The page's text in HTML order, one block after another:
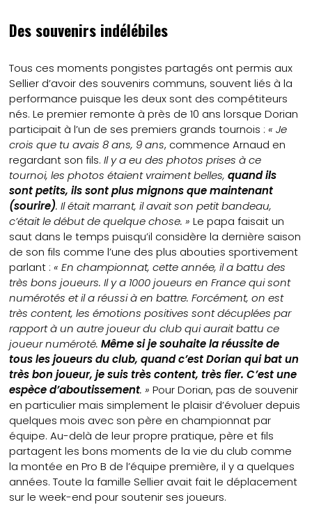
Des souvenirs indélébiles
Tous ces moments pongistes partagés ont permis aux
Sellier d’avoir des souvenirs communs, souvent liés à la
performance puisque les deux sont des compétiteurs
nés. Le premier remonte à près de 10 ans lorsque Dorian
participait à l’un de ses premiers grands tournois :« Je
crois que tu avais 8 ans, 9 ans, commence Arnaud en
regardant son fils.Il y a eu des photos prises à ce
tournoi, les photos étaient vraiment belles,quand ils
sont petits, ils sont plus mignons que maintenant
(sourire). Il était marrant, il avait son petit bandeau,
c’était le début de quelque chose. » Le papa faisait un
saut dans le temps puisqu’il considère la dernière saison
de son fils comme l’une des plus abouties sportivement
parlant :« En championnat, cette année, il a battu des
très bons joueurs. Il y a 1000 joueurs en France qui sont
numérotés et il a réussi à en battre. Forcément, on est
très content, les émotions positives sont décuplées par
rapport à un autre joueur du club qui aurait battu ce
joueur numéroté.Même si je souhaite la réussite de
tous les joueurs du club, quand c’est Dorian qui bat un
très bon joueur, je suis très content, très fier. C’est une
espèce d’aboutissement. » Pour Dorian, pas de souvenir
en particulier mais simplement le plaisir d’évoluer depuis
quelques mois avec son père en championnat par
équipe. Au-delà de leur propre pratique, père et fils
partagent les bons moments de la vie du club comme
la montée en Pro B de l’équipe première, il y a quelques
années. Toute la famille Sellier avait fait le déplacement
sur le week-end pour soutenir ses joueurs.